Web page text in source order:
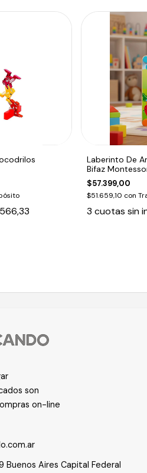
Laberinto De
Bifaz
$57.399,00
$51.659,10 con
3 cuotas sin
son
on-line
Buenos Aires Capital Federal